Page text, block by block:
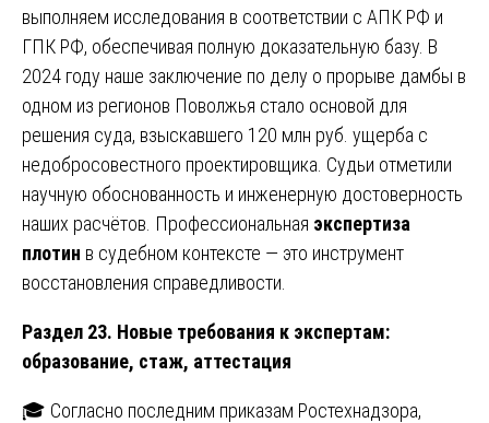
выполняем исследования в соответствии с АПК РФ и
ГПК РФ, обеспечивая полную доказательную базу. В
2024 году наше заключение по делу о прорыве дамбы в
одном из регионов Поволжья стало основой для
решения суда, взыскавшего 120 млн руб. ущерба с
недобросовестного проектировщика. Судьи отметили
научную обоснованность и инженерную достоверность
наших расчётов. Профессиональная экспертиза
плотин в судебном контексте — это инструмент
восстановления справедливости.
Раздел 23. Новые требования к экспертам:
образование, стаж, аттестация
🎓 Согласно последним приказам Ростехнадзора,